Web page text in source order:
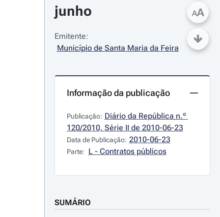
junho
Emitente:
Município de Santa Maria da Feira
Informação da publicação
Publicação: Diário da República n.º
120/2010, Série II de 2010-06-23
Data de Publicação: 2010-06-23
Parte: L - Contratos públicos
SUMÁRIO
AA